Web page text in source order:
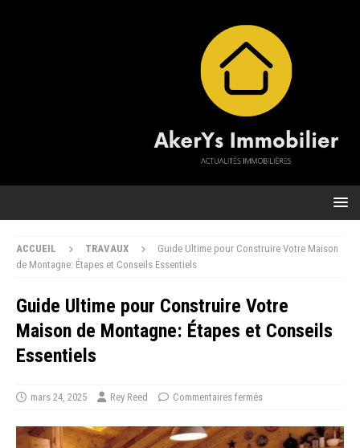
ACCUEIL TRAVAUX
Guide Ultime pour Construire Votre Maison
de Montagne: Étapes et Conseils Essentiels
Guide Ultime pour Construire Votre
Maison de Montagne: Étapes et Conseils
Essentiels
mars 24, 2025 Rey Reed Commentaires fermés